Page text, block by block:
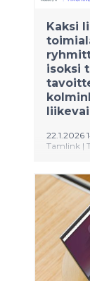
Kaksi
isoksi
22.1.2026
Tamlink |